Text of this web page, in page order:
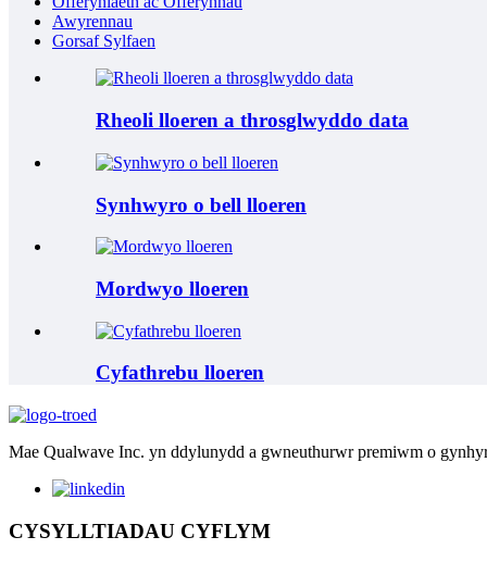
Awyrennau
Gorsaf Sylfaen
Rheoli lloeren a throsglwyddo data
Synhwyro o bell lloeren
Mordwyo lloeren
Cyfathrebu lloeren
Mae Qualwave Inc. yn ddylunydd a gwneuthurwr premiwm o
CYSYLLTIADAU CYFLYM